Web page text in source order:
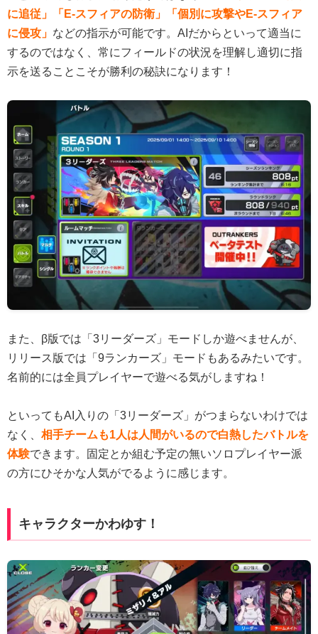
に追従」「E-スフィアの防衛」「個別に攻撃やE-スフィア
に侵攻」 などの指示が可能です。AIだからといって適当に
するのではなく、常にフィールドの状況を理解し適切に指
示を送ることこそが勝利の秘訣になります！
また、β版では「3リーダーズ」モードしか遊べませんが、
リリース版では「9ランカーズ」モードもあるみたいです。
名前的には全員プレイヤーで遊べる気がしますね！
といってもAI入りの「3リーダーズ」がつまらないわけでは
なく、 相手チームも1人は人間がいるので白熱したバトルを
体験できます。固定とか組む予定の無いソロプレイヤー派
の方にひそかな人気がでるように感じます。
キャラクターかわゆす！